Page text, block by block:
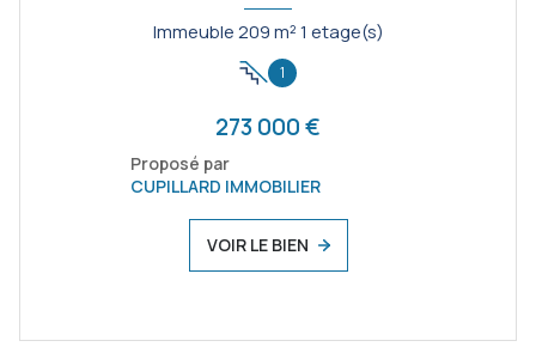
Immeuble 209 m² 1 etage(s)
1
273 000 €
Proposé par
CUPILLARD IMMOBILIER
VOIR LE BIEN